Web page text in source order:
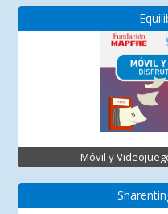
Móvil y